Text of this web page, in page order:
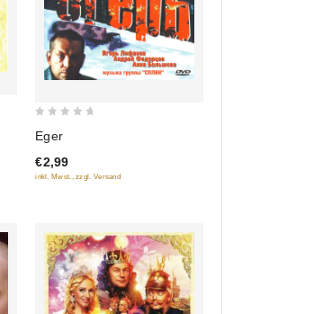
out
of
5
Eger
€2,99
inkl. Mwst., zzgl. Versand